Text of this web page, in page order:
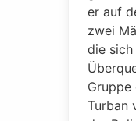
er auf
zwei
die sich
Turban